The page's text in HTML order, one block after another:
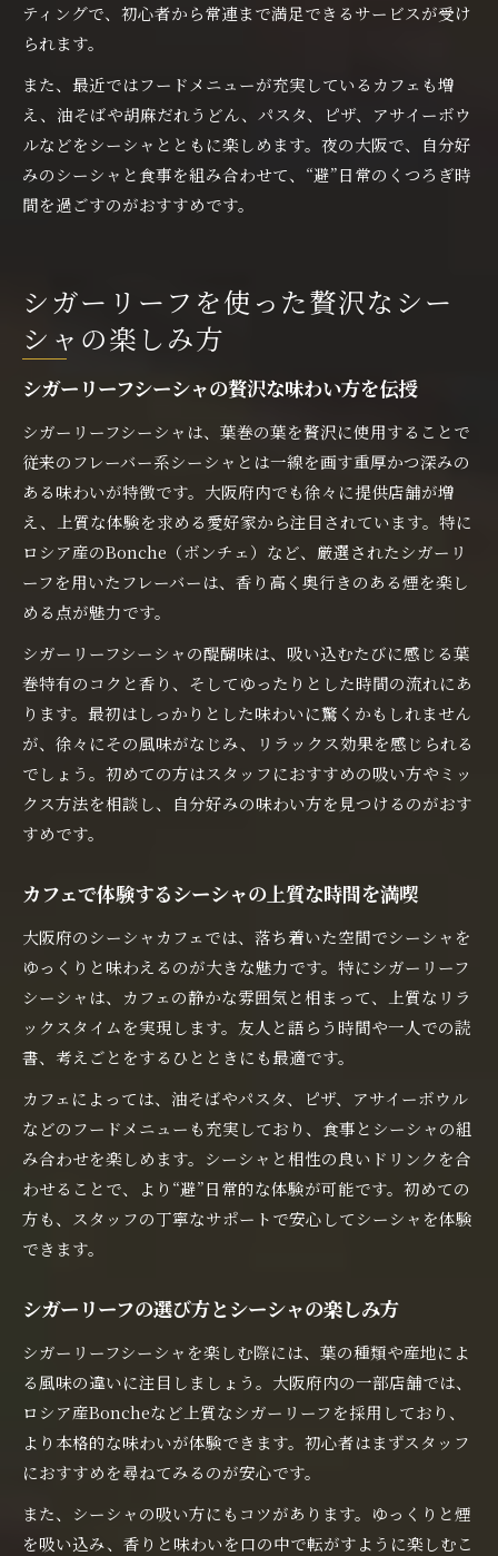
ティングで、初心者から常連まで満足できるサービスが受け
られます。
また、最近ではフードメニューが充実しているカフェも増
え、油そばや胡麻だれうどん、パスタ、ピザ、アサイーボウ
ルなどをシーシャとともに楽しめます。夜の大阪で、自分好
みのシーシャと食事を組み合わせて、“避”日常のくつろぎ時
間を過ごすのがおすすめです。
シガーリーフを使った贅沢なシー
シャの楽しみ方
シガーリーフシーシャの贅沢な味わい方を伝授
シガーリーフシーシャは、葉巻の葉を贅沢に使用することで
従来のフレーバー系シーシャとは一線を画す重厚かつ深みの
ある味わいが特徴です。大阪府内でも徐々に提供店舗が増
え、上質な体験を求める愛好家から注目されています。特に
ロシア産のBonche（ボンチェ）など、厳選されたシガーリ
ーフを用いたフレーバーは、香り高く奥行きのある煙を楽し
める点が魅力です。
シガーリーフシーシャの醍醐味は、吸い込むたびに感じる葉
巻特有のコクと香り、そしてゆったりとした時間の流れにあ
ります。最初はしっかりとした味わいに驚くかもしれません
が、徐々にその風味がなじみ、リラックス効果を感じられる
でしょう。初めての方はスタッフにおすすめの吸い方やミッ
クス方法を相談し、自分好みの味わい方を見つけるのがおす
すめです。
カフェで体験するシーシャの上質な時間を満喫
大阪府のシーシャカフェでは、落ち着いた空間でシーシャを
ゆっくりと味わえるのが大きな魅力です。特にシガーリーフ
シーシャは、カフェの静かな雰囲気と相まって、上質なリラ
ックスタイムを実現します。友人と語らう時間や一人での読
書、考えごとをするひとときにも最適です。
カフェによっては、油そばやパスタ、ピザ、アサイーボウル
などのフードメニューも充実しており、食事とシーシャの組
み合わせを楽しめます。シーシャと相性の良いドリンクを合
わせることで、より“避”日常的な体験が可能です。初めての
方も、スタッフの丁寧なサポートで安心してシーシャを体験
できます。
シガーリーフの選び方とシーシャの楽しみ方
シガーリーフシーシャを楽しむ際には、葉の種類や産地によ
る風味の違いに注目しましょう。大阪府内の一部店舗では、
ロシア産Boncheなど上質なシガーリーフを採用しており、
より本格的な味わいが体験できます。初心者はまずスタッフ
におすすめを尋ねてみるのが安心です。
また、シーシャの吸い方にもコツがあります。ゆっくりと煙
を吸い込み、香りと味わいを口の中で転がすように楽しむこ